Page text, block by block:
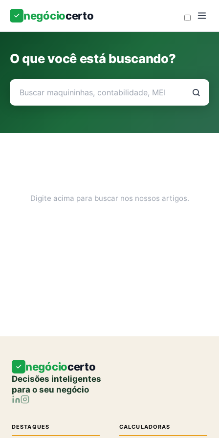
negóciocerto
O que você está buscando?
Digite acima para buscar nos nossos artigos.
negóciocerto
Decisões inteligentes
para o seu negócio
DESTAQUES CALCULADORAS